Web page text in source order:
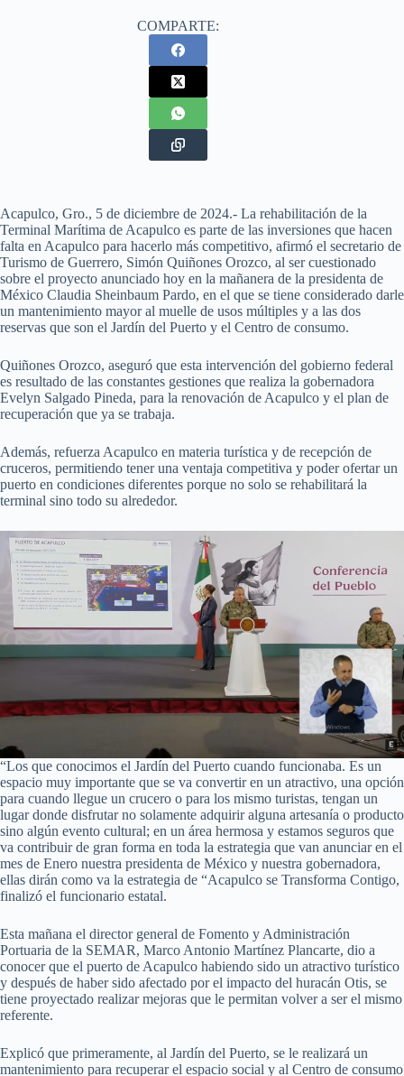
COMPARTE:
Acapulco, Gro., 5 de diciembre de 2024.- La rehabilitación de la
Terminal Marítima de Acapulco es parte de las inversiones que hacen
falta en Acapulco para hacerlo más competitivo, afirmó el secretario de
Turismo de Guerrero, Simón Quiñones Orozco, al ser cuestionado
sobre el proyecto anunciado hoy en la mañanera de la presidenta de
México Claudia Sheinbaum Pardo, en el que se tiene considerado darle
un mantenimiento mayor al muelle de usos múltiples y a las dos
reservas que son el Jardín del Puerto y el Centro de consumo.
Quiñones Orozco, aseguró que esta intervención del gobierno federal
es resultado de las constantes gestiones que realiza la gobernadora
Evelyn Salgado Pineda, para la renovación de Acapulco y el plan de
recuperación que ya se trabaja.
Además, refuerza Acapulco en materia turística y de recepción de
cruceros, permitiendo tener una ventaja competitiva y poder ofertar un
puerto en condiciones diferentes porque no solo se rehabilitará la
terminal sino todo su alrededor.
“Los que conocimos el Jardín del Puerto cuando funcionaba. Es un
espacio muy importante que se va convertir en un atractivo, una opción
para cuando llegue un crucero o para los mismo turistas, tengan un
lugar donde disfrutar no solamente adquirir alguna artesanía o producto
sino algún evento cultural; en un área hermosa y estamos seguros que
va contribuir de gran forma en toda la estrategia que van anunciar en el
mes de Enero nuestra presidenta de México y nuestra gobernadora,
ellas dirán como va la estrategia de “Acapulco se Transforma Contigo,
finalizó el funcionario estatal.
Esta mañana el director general de Fomento y Administración
Portuaria de la SEMAR, Marco Antonio Martínez Plancarte, dio a
conocer que el puerto de Acapulco habiendo sido un atractivo turístico
y después de haber sido afectado por el impacto del huracán Otis, se
tiene proyectado realizar mejoras que le permitan volver a ser el mismo
referente.
Explicó que primeramente, al Jardín del Puerto, se le realizará un
mantenimiento para recuperar el espacio social y al Centro de consumo